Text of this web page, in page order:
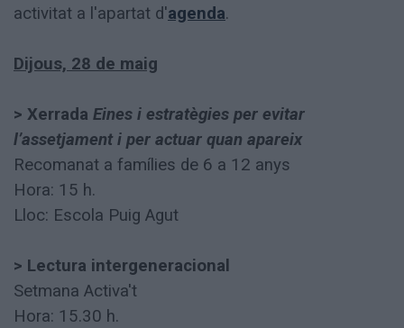
activitat a l'apartat d'agenda.
Dijous, 28 de maig
> Xerrada Eines i estratègies per evitar
l’assetjament i per actuar quan apareix
Recomanat a famílies de 6 a 12 anys
Hora: 15 h.
Lloc: Escola Puig Agut
> Lectura intergeneracional
Setmana Activa't
Hora: 15.30 h.